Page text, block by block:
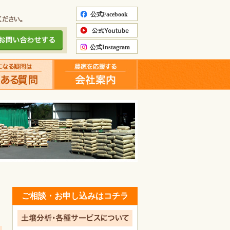
ご相談・お申し込みはコチラ